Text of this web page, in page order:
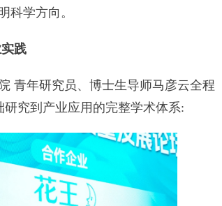
科学方向。
践
年研究员、博士生导师马彦云全程
究到产业应用的完整学术体系: